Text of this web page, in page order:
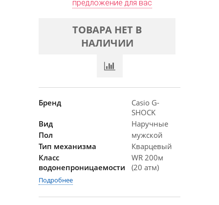
предложение для вас
ТОВАРА НЕТ В
НАЛИЧИИ
Бренд
Casio G-
SHOCK
Вид
Наручные
Пол
мужской
Тип механизма
Кварцевый
Класс
водонепроницаемости
WR 200м
(20 атм)
Подробнее